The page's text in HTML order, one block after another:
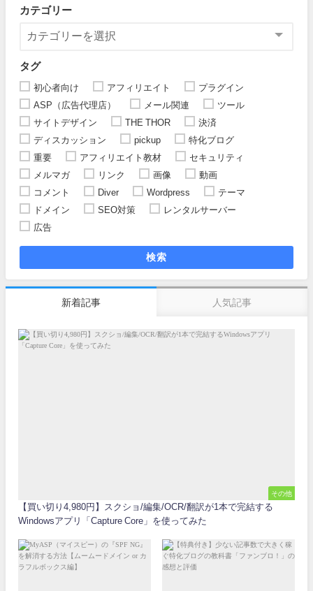
カテゴリー
タグ
初心者向け アフィリエイト
プラグイン
ASP（広告代理店）
メール関連
ツール
サイトデザイン
THE THOR
決済
ディスカッション
pickup
特化ブログ
重要
アフィリエイト教材
セキュリティ
メルマガ
リンク 画像
動画
コメント
Diver Wordpress
テーマ
ドメイン
SEO対策
レンタルサーバー
広告
検索
新着記事 人気記事
その他
【買い切り4,980円】スクショ/編集/OCR/翻訳が1本で完結する
Windowsアプリ「Capture Core」を使ってみた